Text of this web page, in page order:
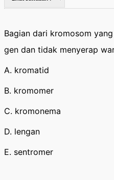
Bagian dari kromosom
gen dan tidak menyerap
A. kromatid
B. kromomer
C. kromonema
D. lengan
E. sentromer